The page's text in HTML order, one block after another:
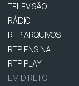
TELEVISÃO
RÁDIO
RTP ARQUIVOS
RTP ENSINA
RTP PLAY
EM DIRETO